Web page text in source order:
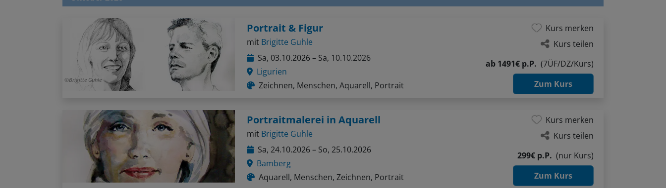
Brigitte Guhle
Portrait & Figur
mit Brigitte Guhle
Sa, 03.10.2026 – Sa, 10.10.2026
Ligurien
Zeichnen, Menschen, Aquarell, Portrait
Kurs merken
Kurs teilen
ab 1491€ p.P.
(7ÜF/DZ/Kurs)
Zum Kurs
Portraitmalerei in Aquarell
mit Brigitte Guhle
Sa, 24.10.2026 – So, 25.10.2026
Bamberg
Aquarell, Menschen, Zeichnen, Portrait
Kurs merken
Kurs teilen
299€ p.P.
(nur Kurs)
Zum Kurs